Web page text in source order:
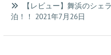
【レビュー】舞浜のシェ
泊！！ 2021年7月26日